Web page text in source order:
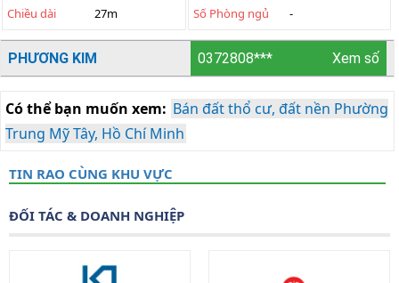
Chiều dài 27m Số Phòng ngủ -
PHƯƠNG KIM 0372808*** Xem số
Có thể bạn muốn xem: Bán đất thổ cư, đất nền Phường
Trung Mỹ Tây, Hồ Chí Minh
TIN RAO CÙNG KHU VỰC
ĐỐI TÁC & DOANH NGHIỆP